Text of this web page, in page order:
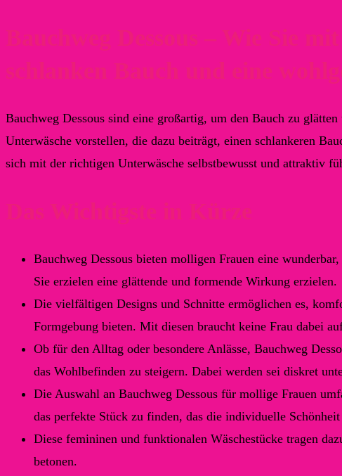
Bauchweg Dessous – Wie Sie
schlanken Bauch und eine
Bauchweg Dessous sind eine großartig, um den Bauch zu
Unterwäsche vorstellen, die dazu beiträgt, einen schlankeren
sich mit der richtigen Unterwäsche selbstbewusst und attraktiv
Das Wichtigste in Kürze
Bauchweg Dessous bieten molligen Frauen eine
Sie erzielen eine glättende und formende Wirkung erzielen.
Die vielfältigen Designs und Schnitte ermöglichen es,
Formgebung bieten. Mit diesen braucht keine Frau dabei
Ob für den Alltag oder besondere Anlässe, Bauchweg
das Wohlbefinden zu steigern. Dabei werden sei diskret
Die Auswahl an Bauchweg Dessous für mollige Frauen
das perfekte Stück zu finden, das die individuelle
Diese femininen und funktionalen Wäschestücke tragen
betonen.